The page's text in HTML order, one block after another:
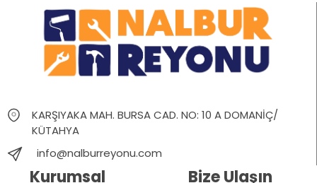
KARŞIYAKA MAH. BURSA CAD. NO: 10 A DOMANİÇ/
KÜTAHYA
info@nalburreyonu.com
Kurumsal Bize Ulaşın